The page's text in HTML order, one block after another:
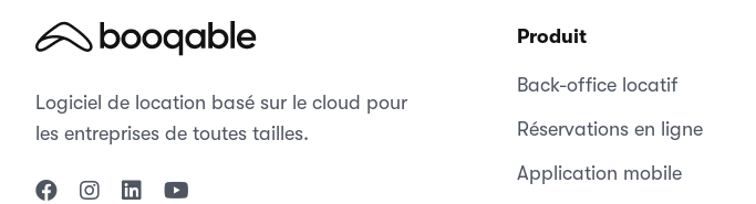
Logiciel de location basé sur le cloud pour
les entreprises de toutes tailles.
Produit
Back-office locatif
Réservations en ligne
Application mobile